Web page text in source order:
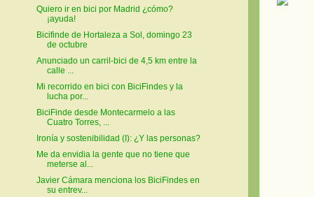
Quiero ir en bici por Madrid ¿cómo?
¡ayuda!
Bicifinde de Hortaleza a Sol, domingo 23
de octubre
Anunciado un carril-bici de 4,5 km entre la
calle ...
Mi recorrido en bici con BiciFindes y la
lucha por...
BiciFinde desde Montecarmelo a las
Cuatro Torres, ...
Ironía y sostenibilidad (I): ¿Y las personas?
Me da envidia la gente que no tiene que
meterse al...
Javier Cámara menciona los BiciFindes en
su entrev...